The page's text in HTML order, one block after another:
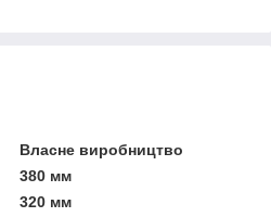
Власне виробництво
380 мм
320 мм